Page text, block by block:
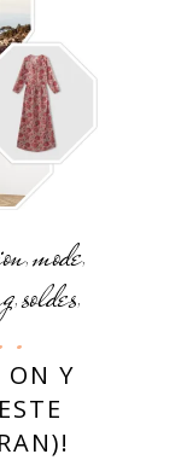
, mode,
, soldes,
ON Y